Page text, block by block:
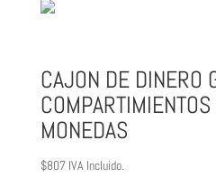
CAJON DE DINERO
MONEDAS
$807 IVA Incluido.